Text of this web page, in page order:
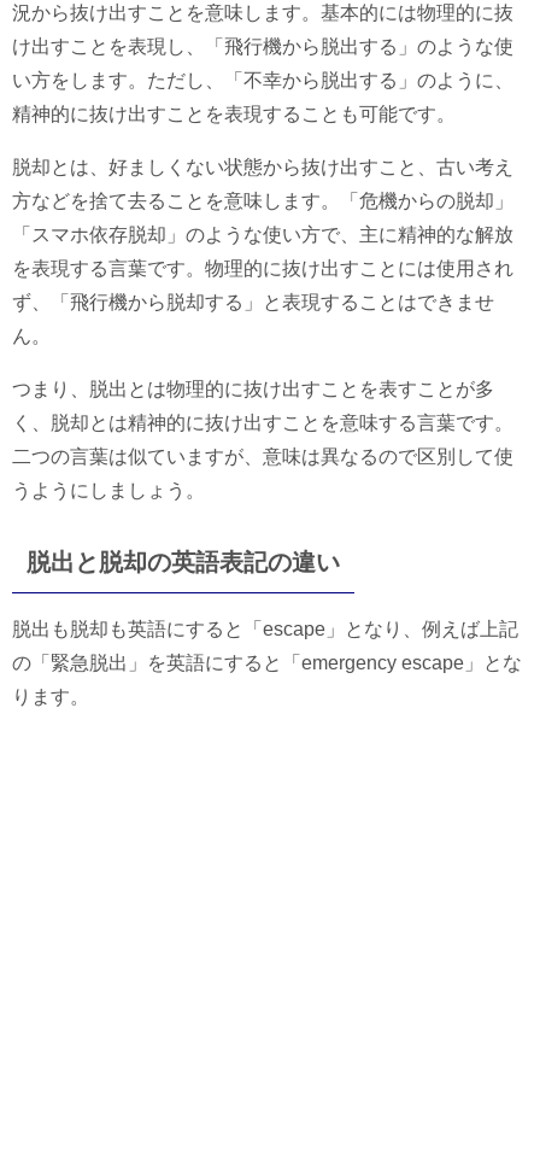
況から抜け出すことを意味します。基本的には物理的に抜
け出すことを表現し、「飛行機から脱出する」のような使
い方をします。ただし、「不幸から脱出する」のように、
精神的に抜け出すことを表現することも可能です。
脱却とは、好ましくない状態から抜け出すこと、古い考え
方などを捨て去ることを意味します。「危機からの脱却」
「スマホ依存脱却」のような使い方で、主に精神的な解放
を表現する言葉です。物理的に抜け出すことには使用され
ず、「飛行機から脱却する」と表現することはできませ
ん。
つまり、脱出とは物理的に抜け出すことを表すことが多
く、脱却とは精神的に抜け出すことを意味する言葉です。
二つの言葉は似ていますが、意味は異なるので区別して使
うようにしましょう。
脱出と脱却の英語表記の違い
脱出も脱却も英語にすると「escape」となり、例えば上記
の「緊急脱出」を英語にすると「emergency escape」とな
ります。